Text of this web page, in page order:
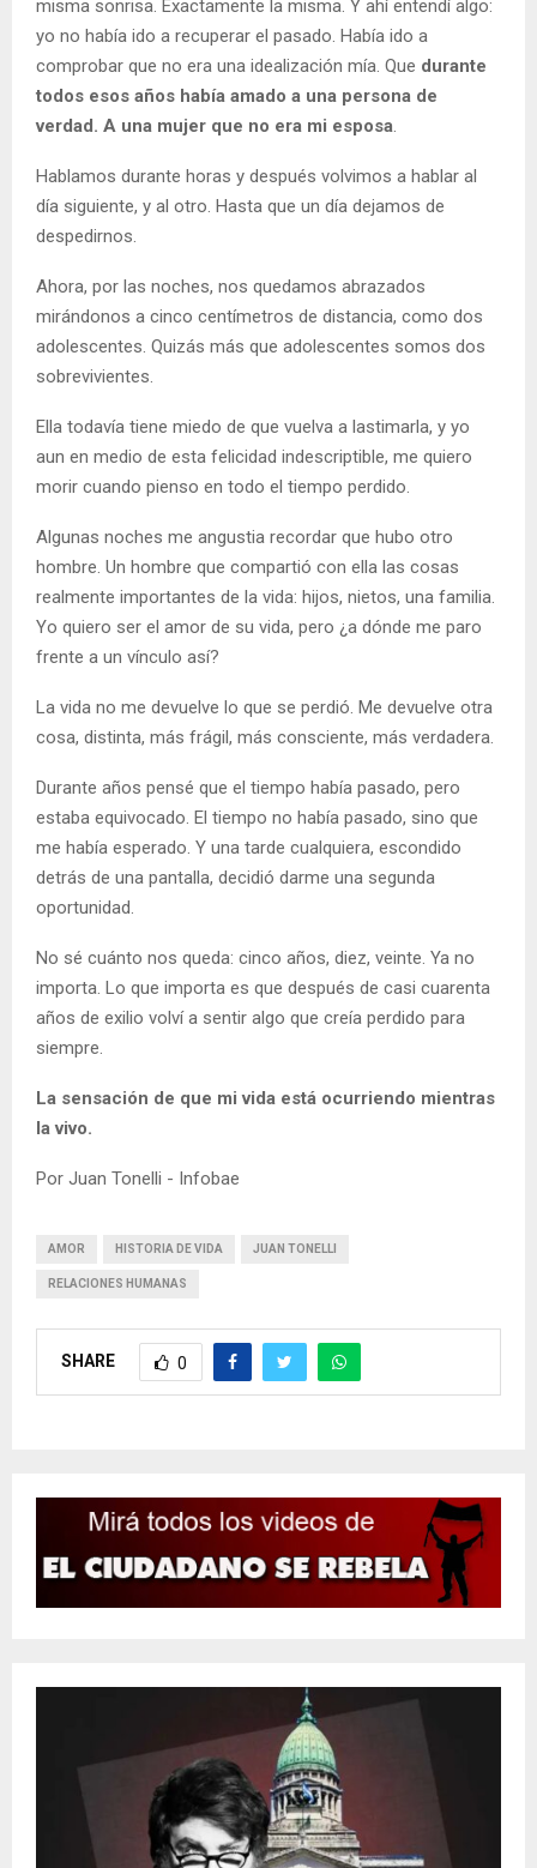
misma sonrisa. Exactamente la misma. Y ahí entendí algo:
yo no había ido a recuperar el pasado. Había ido a
comprobar que no era una idealización mía. Que durante
todos esos años había amado a una persona de
verdad. A una mujer que no era mi esposa.
Hablamos durante horas y después volvimos a hablar al
día siguiente, y al otro. Hasta que un día dejamos de
despedirnos.
Ahora, por las noches, nos quedamos abrazados
mirándonos a cinco centímetros de distancia, como dos
adolescentes. Quizás más que adolescentes somos dos
sobrevivientes.
Ella todavía tiene miedo de que vuelva a lastimarla, y yo
aun en medio de esta felicidad indescriptible, me quiero
morir cuando pienso en todo el tiempo perdido.
Algunas noches me angustia recordar que hubo otro
hombre. Un hombre que compartió con ella las cosas
realmente importantes de la vida: hijos, nietos, una familia.
Yo quiero ser el amor de su vida, pero ¿a dónde me paro
frente a un vínculo así?
La vida no me devuelve lo que se perdió. Me devuelve otra
cosa, distinta, más frágil, más consciente, más verdadera.
Durante años pensé que el tiempo había pasado, pero
estaba equivocado. El tiempo no había pasado, sino que
me había esperado. Y una tarde cualquiera, escondido
detrás de una pantalla, decidió darme una segunda
oportunidad.
No sé cuánto nos queda: cinco años, diez, veinte. Ya no
importa. Lo que importa es que después de casi cuarenta
años de exilio volví a sentir algo que creía perdido para
siempre.
La sensación de que mi vida está ocurriendo mientras
la vivo.
Por Juan Tonelli - Infobae
AMOR HISTORIA DE VIDA JUAN TONELLI
RELACIONES HUMANAS
SHARE 0